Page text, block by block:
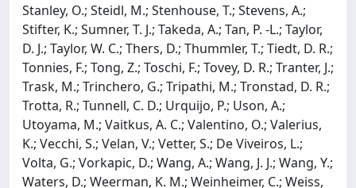
Stanley, O.; Steidl, M.; Stenhouse, T.; Stevens, A.;
Stifter, K.; Sumner, T. J.; Takeda, A.; Tan, P. -L.; Taylor,
D. J.; Taylor, W. C.; Thers, D.; Thummler, T.; Tiedt, D. R.;
Tonnies, F.; Tong, Z.; Toschi, F.; Tovey, D. R.; Tranter, J.;
Trask, M.; Trinchero, G.; Tripathi, M.; Tronstad, D. R.;
Trotta, R.; Tunnell, C. D.; Urquijo, P.; Uson, A.;
Utoyama, M.; Vaitkus, A. C.; Valentino, O.; Valerius,
K.; Vecchi, S.; Velan, V.; Vetter, S.; De Viveiros, L.;
Volta, G.; Vorkapic, D.; Wang, A.; Wang, J. J.; Wang, Y.;
Waters, D.; Weerman, K. M.; Weinheimer, C.; Weiss,